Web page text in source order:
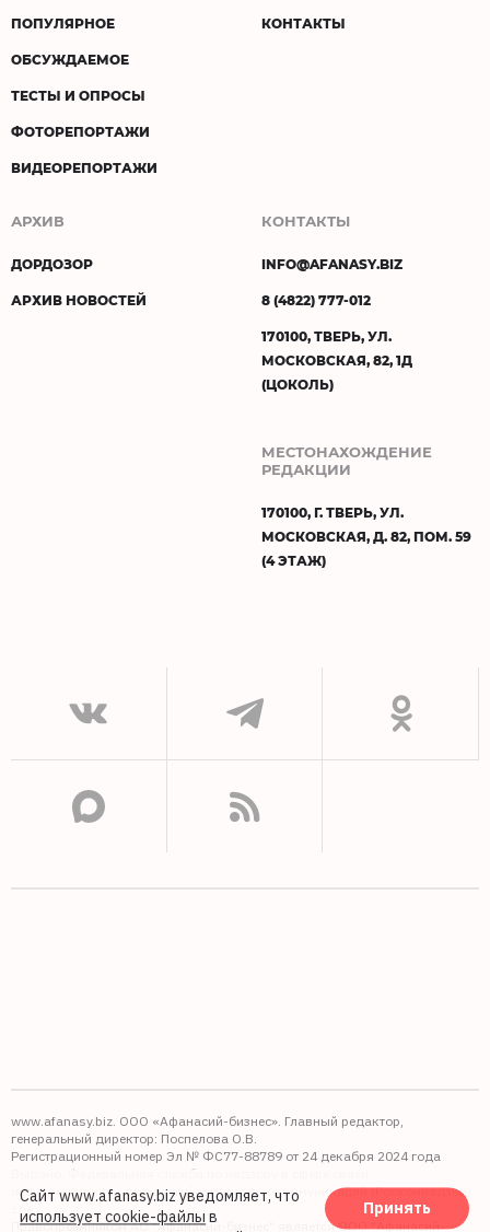
ПОПУЛЯРНОЕ
ОБСУЖДАЕМОЕ
ТЕСТЫ И ОПРОСЫ
ФОТОРЕПОРТАЖИ
ВИДЕОРЕПОРТАЖИ
КОНТАКТЫ
АРХИВ
ДОРДОЗОР
АРХИВ НОВОСТЕЙ
КОНТАКТЫ
INFO@AFANASY.BIZ
8 (4822) 777-012
170100, ТВЕРЬ, УЛ.
МОСКОВСКАЯ, 82, 1Д
(ЦОКОЛЬ)
МЕСТОНАХОЖДЕНИЕ
РЕДАКЦИИ
170100, Г. ТВЕРЬ, УЛ.
МОСКОВСКАЯ, Д. 82, ПОМ. 59
(4 ЭТАЖ)
www.afanasy.biz. ООО «Афанасий-бизнес». Главный редактор,
генеральный директор: Поспелова О.В.
Регистрационный номер Эл № ФС77-88789 от 24 декабря 2024 года
Выдано: Федеральная служба по надзору в сфере связи,
информационных технологий и массовых коммуникаций (Роскомнадзор).
Правопреемником АО "Афанасий-бизнес" является ООО "Афанасий-
Сайт www.afanasy.biz уведомляет, что
использует cookie-файлы в
Принять